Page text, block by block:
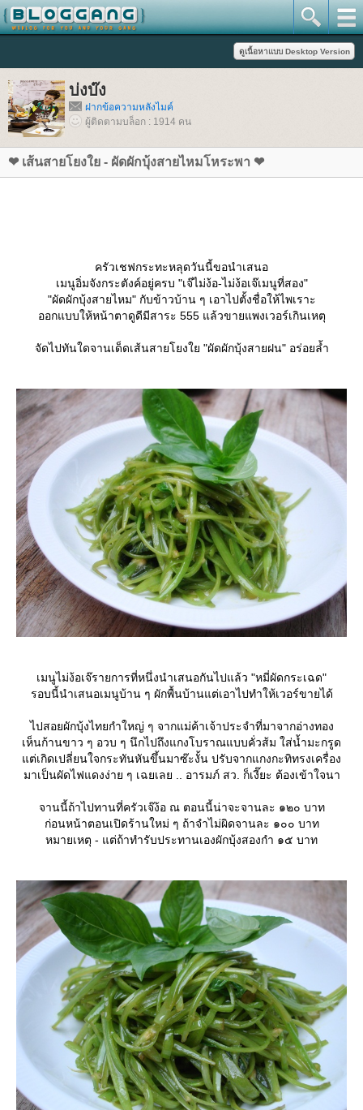
บ่งบ๊ง
ฝากข้อความหลังไมค์
ผู้ติดตามบล็อก : 1914 คน
❤ เส้นสายโยงใย - ผัดผักบุ้งสายไหมโหระพา ❤
ครัวเชฟกระทะหลุดวันนี้ขอนำเสนอ
เมนูอิ่มจังกระตังค์อยู่ครบ "เจ๊ไม่ง้อ-ไม่ง้อเจ๊เมนูที่สอง"
"ผัดผักบุ้งสายไหม" กับข้าวบ้าน ๆ เอาไปตั้งชื่อให้ไพเราะ
ออกแบบให้หน้าตาดูดีมีสาระ 555 แล้วขายแพงเวอร์เกินเหตุ
จัดไปทันใดจานเด็ดเส้นสายโยงใย "ผัดผักบุ้งสายฝน" อร่อยล้ำ
เมนูไม่ง้อเจ๊รายการที่หนึ่งนำเสนอกันไปแล้ว "หมี่ผัดกระเฉด"
รอบนี้นำเสนอเมนูบ้าน ๆ ผักพื้นบ้านแต่เอาไปทำให้เวอร์ขายได้
ไปสอยผักบุ้งไทยกำใหญ่ ๆ จากแม่ค้าเจ้าประจำที่มาจากอ่างทอง
เห็นก้านขาว ๆ อวบ ๆ นึกไปถึงแกงโบราณแบบคั่วส้ม ใส่น้ำมะกรูด
ต่เกิดเปลี่ยนใจกระทันหันขึ้นมาซ๊ะงั้น ปรับจากแกงกะทิทรงเครื่อง
มาเป็นผัดไฟแดงง่าย ๆ เฉยเลย .. อารมภ์ สว. ก็เงี๊ยะ ต้องเข้าใจนา
จานนี้ถ้าไปทานที่ครัวเจ๊ง้อ ณ ตอนนี้น่าจะจานละ ๑๒๐ บาท
ก่อนหน้าตอนเปิดร้านใหม่ ๆ ถ้าจำไม่ผิดจานละ ๑๐๐ บาท
หมายเหตุ - แต่ถ้าทำรับประทานเองผักบุ้งสองกำ ๑๕ บาท